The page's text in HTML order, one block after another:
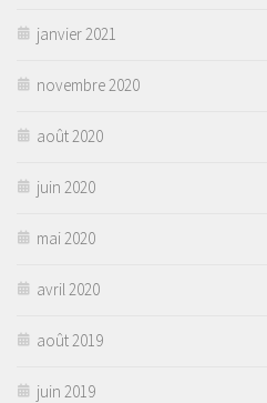
janvier 2021
novembre 2020
août 2020
juin 2020
mai 2020
avril 2020
août 2019
juin 2019